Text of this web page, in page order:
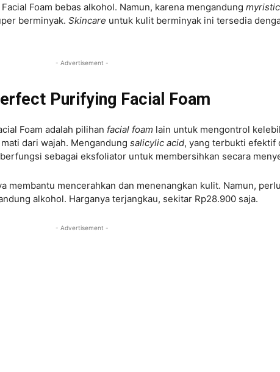
Foam bebas alkohol. Namun, karena mengandung
berminyak. Skincare untuk kulit berminyak ini tersedia
- Advertisement -
Purifying Facial Foam
Foam adalah pilihan facial foam lain untuk mengontrol
dari wajah. Mengandung salicylic acid, yang terbukti efektif
sebagai eksfoliator untuk membersihkan secara
membantu mencerahkan dan menenangkan kulit. Namun, perlu
alkohol. Harganya terjangkau, sekitar Rp28.900 saja.
- Advertisement -